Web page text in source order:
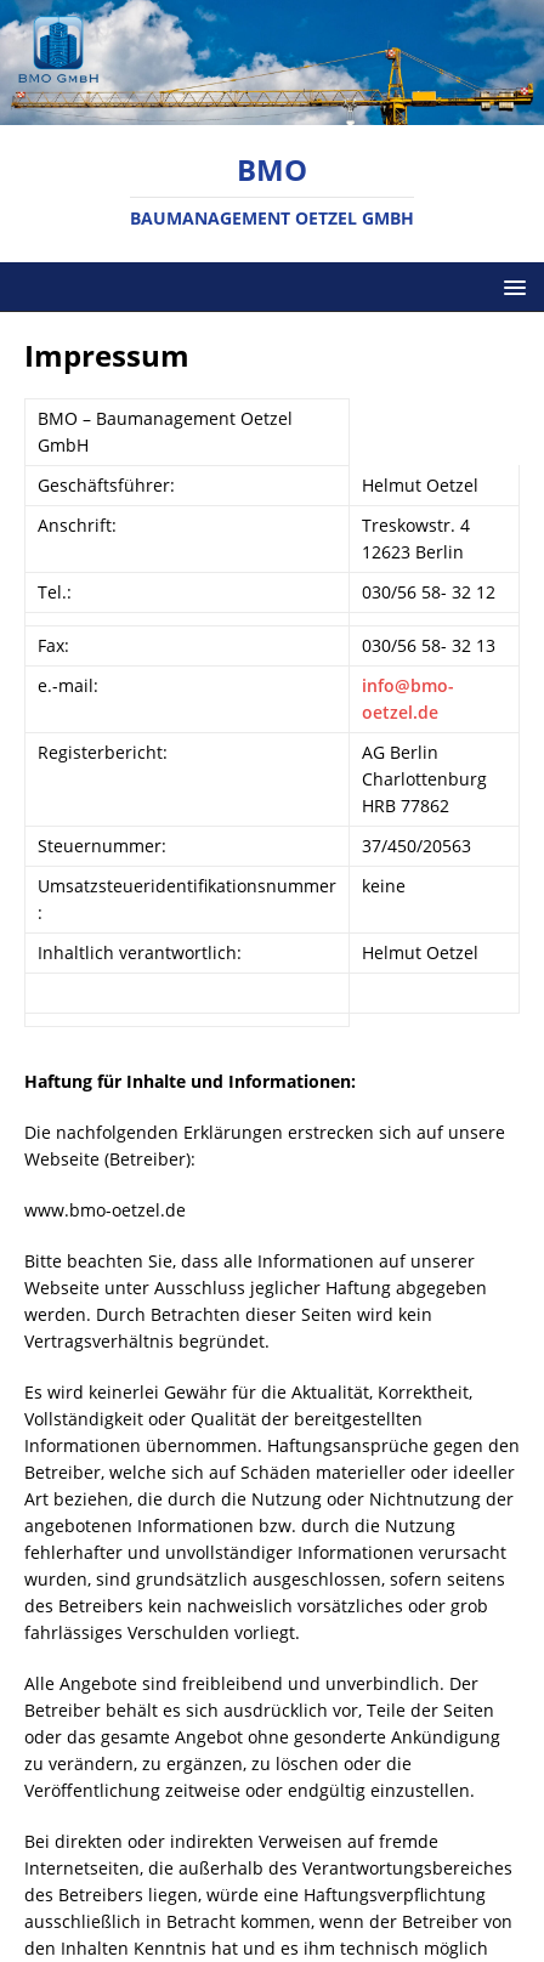
BMO
BAUMANAGEMENT OETZEL GMBH
Impressum
BMO – Baumanagement Oetzel
GmbH
Geschäftsführer:
Helmut Oetzel
Anschrift:
Treskowstr. 4
12623 Berlin
Tel.:
030/56 58- 32 12
Fax:
030/56 58- 32 13
e.-mail:
info@bmo-
oetzel.de
Registerbericht:
AG Berlin
Charlottenburg
HRB 77862
Steuernummer:
37/450/20563
Umsatzsteueridentifikationsnummer
:
keine
Inhaltlich verantwortlich: Helmut Oetzel
Haftung für Inhalte und Informationen:
Die nachfolgenden Erklärungen erstrecken sich auf unsere
Webseite (Betreiber):
www.bmo-oetzel.de
Bitte beachten Sie, dass alle Informationen auf unserer
Webseite unter Ausschluss jeglicher Haftung abgegeben
werden. Durch Betrachten dieser Seiten wird kein
Vertragsverhältnis begründet.
Es wird keinerlei Gewähr für die Aktualität, Korrektheit,
Vollständigkeit oder Qualität der bereitgestellten
Informationen übernommen. Haftungsansprüche gegen den
Betreiber, welche sich auf Schäden materieller oder ideeller
Art beziehen, die durch die Nutzung oder Nichtnutzung der
angebotenen Informationen bzw. durch die Nutzung
fehlerhafter und unvollständiger Informationen verursacht
wurden, sind grundsätzlich ausgeschlossen, sofern seitens
des Betreibers kein nachweislich vorsätzliches oder grob
fahrlässiges Verschulden vorliegt.
Alle Angebote sind freibleibend und unverbindlich. Der
Betreiber behält es sich ausdrücklich vor, Teile der Seiten
oder das gesamte Angebot ohne gesonderte Ankündigung
zu verändern, zu ergänzen, zu löschen oder die
Veröffentlichung zeitweise oder endgültig einzustellen.
Bei direkten oder indirekten Verweisen auf fremde
Internetseiten, die außerhalb des Verantwortungsbereiches
des Betreibers liegen, würde eine Haftungsverpflichtung
ausschließlich in Betracht kommen, wenn der Betreiber von
den Inhalten Kenntnis hat und es ihm technisch möglich